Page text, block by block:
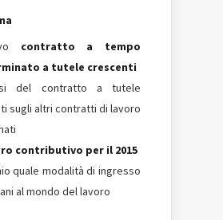
contratto a tempo
a tutele crescenti
del contratto a tutele
sugli altri contratti di lavoro
contributivo per il 2015
quale modalità di ingresso
al mondo del lavoro